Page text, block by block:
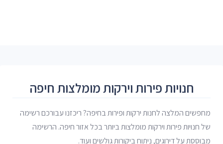
חנויות פירות וירקות מומלצות חיפה
מחפשים המלצה לחנות ירקות ופירות בחיפה? ריכזנו עבורכם רשימה
של חנויות פירות וירקות מומלצות ביותר בכל אזור חיפה. הרשימה
מבוססת על דירוגים, ניתוח ביקורות גולשים ועוד.